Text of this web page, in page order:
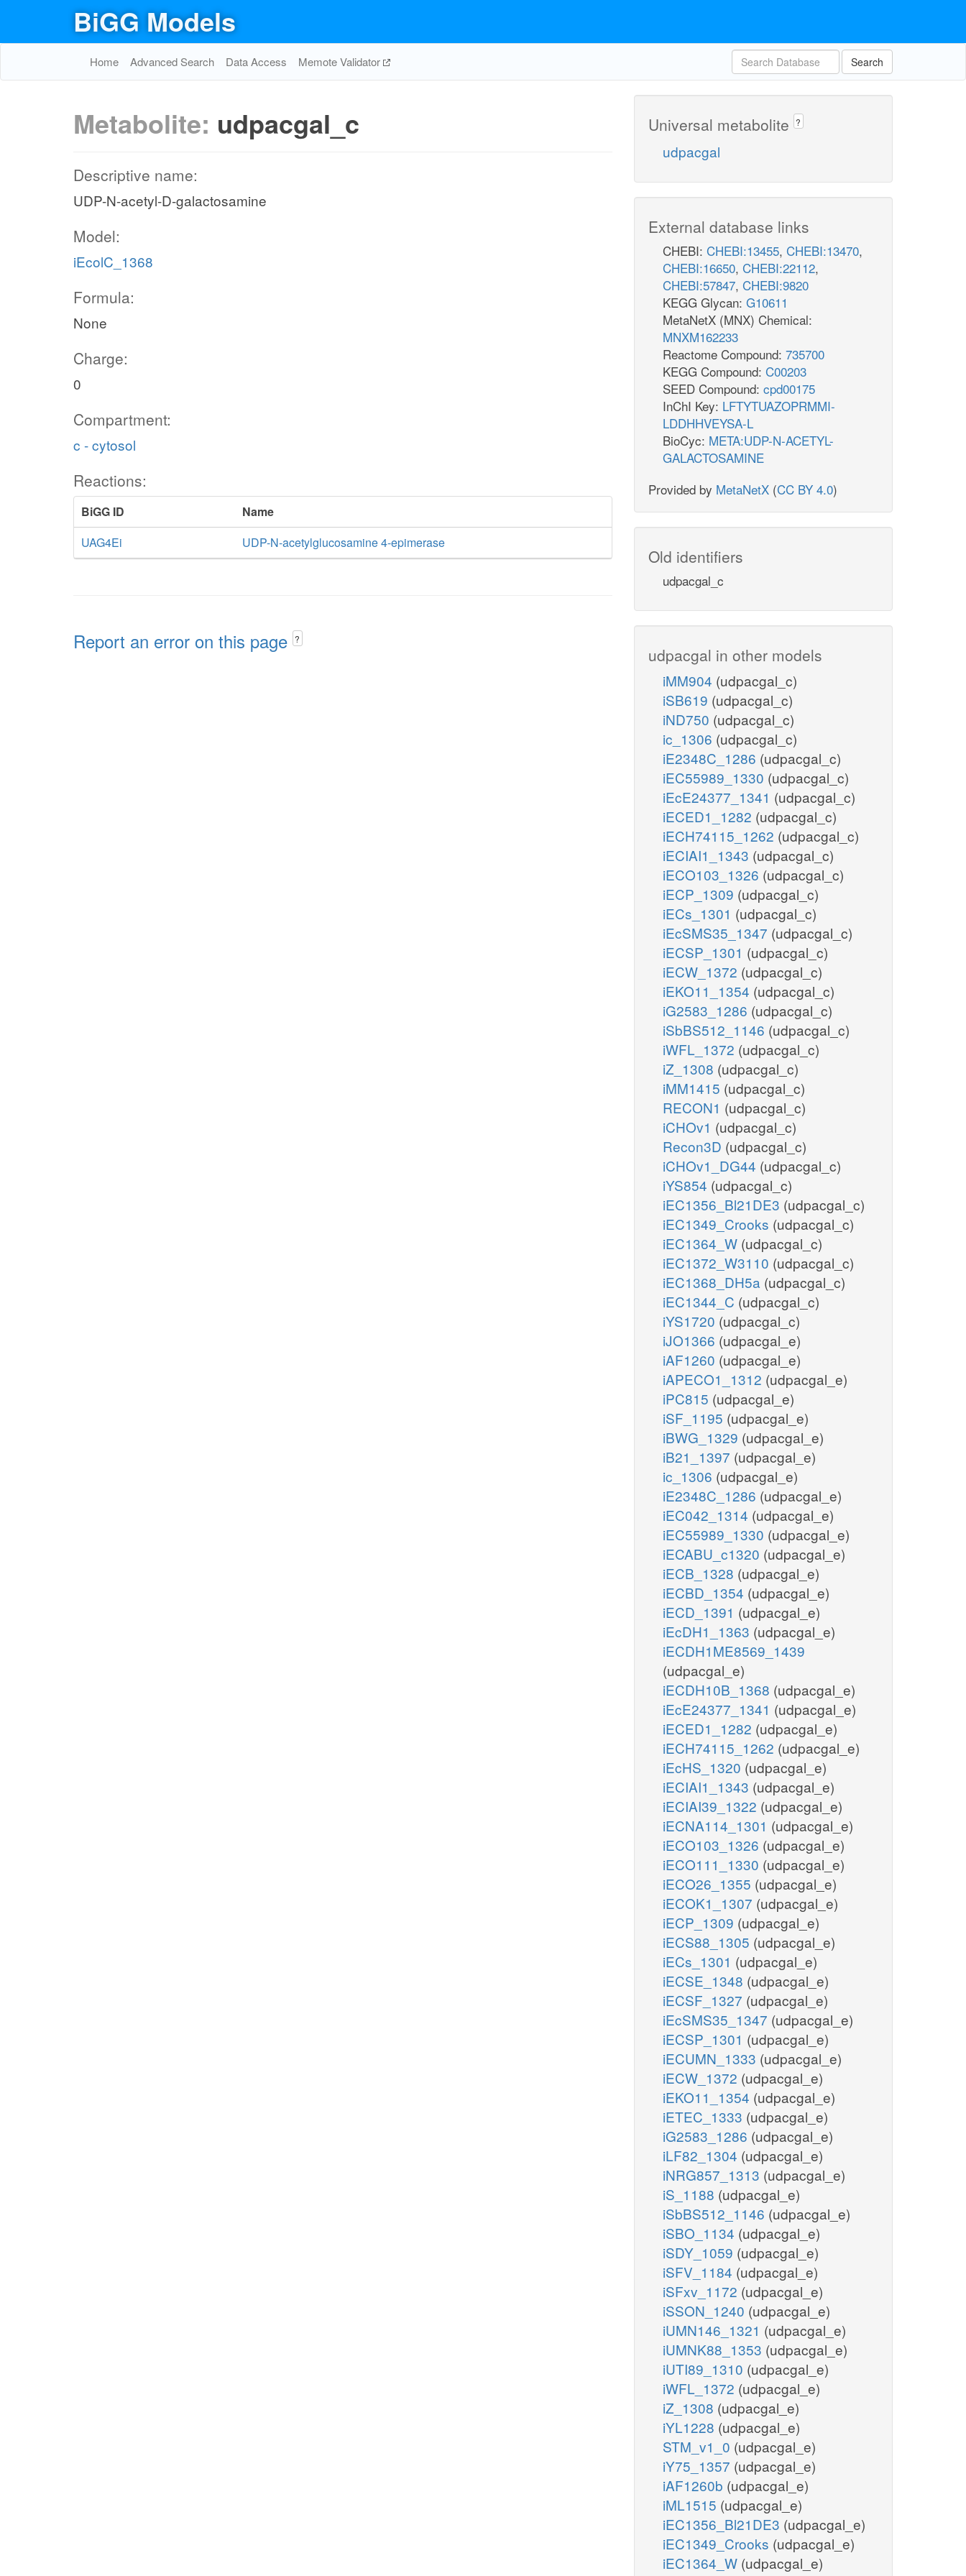
BiGG Models
Home Advanced Search Data Access Memote Validator Search
Metabolite: udpacgal_c
Descriptive name:
UDP-N-acetyl-D-galactosamine
Model:
iEcolC_1368
Formula:
None
Charge:
0
Compartment:
c - cytosol
Reactions:
BiGG ID
Name
UAG4Ei
UDP-N-acetylglucosamine 4-epimerase
Report an error on this page ?
Universal metabolite ?
udpacgal
External database links
CHEBI: CHEBI:13455, CHEBI:13470,
CHEBI:16650, CHEBI:22112,
CHEBI:57847, CHEBI:9820
KEGG Glycan: G10611
MetaNetX (MNX) Chemical:
MNXM162233
Reactome Compound: 735700
KEGG Compound: C00203
SEED Compound: cpd00175
InChI Key: LFTYTUAZOPRMMI-
LDDHHVEYSA-L
BioCyc: META:UDP-N-ACETYL-
GALACTOSAMINE
Provided by MetaNetX (CC BY 4.0)
Old identifiers
udpacgal_c
udpacgal in other models
iMM904 (udpacgal_c)
iSB619 (udpacgal_c)
iND750 (udpacgal_c)
ic_1306 (udpacgal_c)
iE2348C_1286 (udpacgal_c)
iEC55989_1330 (udpacgal_c)
iEcE24377_1341 (udpacgal_c)
iECED1_1282 (udpacgal_c)
iECH74115_1262 (udpacgal_c)
iECIAI1_1343 (udpacgal_c)
iECO103_1326 (udpacgal_c)
iECP_1309 (udpacgal_c)
iECs_1301 (udpacgal_c)
iEcSMS35_1347 (udpacgal_c)
iECSP_1301 (udpacgal_c)
iECW_1372 (udpacgal_c)
iEKO11_1354 (udpacgal_c)
iG2583_1286 (udpacgal_c)
iSbBS512_1146 (udpacgal_c)
iWFL_1372 (udpacgal_c)
iZ_1308 (udpacgal_c)
iMM1415 (udpacgal_c)
RECON1 (udpacgal_c)
iCHOv1 (udpacgal_c)
Recon3D (udpacgal_c)
iCHOv1_DG44 (udpacgal_c)
iYS854 (udpacgal_c)
iEC1356_Bl21DE3 (udpacgal_c)
iEC1349_Crooks (udpacgal_c)
iEC1364_W (udpacgal_c)
iEC1372_W3110 (udpacgal_c)
iEC1368_DH5a (udpacgal_c)
iEC1344_C (udpacgal_c)
iYS1720 (udpacgal_c)
iJO1366 (udpacgal_e)
iAF1260 (udpacgal_e)
iAPECO1_1312 (udpacgal_e)
iPC815 (udpacgal_e)
iSF_1195 (udpacgal_e)
iBWG_1329 (udpacgal_e)
iB21_1397 (udpacgal_e)
ic_1306 (udpacgal_e)
iE2348C_1286 (udpacgal_e)
iEC042_1314 (udpacgal_e)
iEC55989_1330 (udpacgal_e)
iECABU_c1320 (udpacgal_e)
iECB_1328 (udpacgal_e)
iECBD_1354 (udpacgal_e)
iECD_1391 (udpacgal_e)
iEcDH1_1363 (udpacgal_e)
iECDH1ME8569_1439
(udpacgal_e)
iECDH10B_1368 (udpacgal_e)
iEcE24377_1341 (udpacgal_e)
iECED1_1282 (udpacgal_e)
iECH74115_1262 (udpacgal_e)
iEcHS_1320 (udpacgal_e)
iECIAI1_1343 (udpacgal_e)
iECIAI39_1322 (udpacgal_e)
iECNA114_1301 (udpacgal_e)
iECO103_1326 (udpacgal_e)
iECO111_1330 (udpacgal_e)
iECO26_1355 (udpacgal_e)
iECOK1_1307 (udpacgal_e)
iECP_1309 (udpacgal_e)
iECS88_1305 (udpacgal_e)
iECs_1301 (udpacgal_e)
iECSE_1348 (udpacgal_e)
iECSF_1327 (udpacgal_e)
iEcSMS35_1347 (udpacgal_e)
iECSP_1301 (udpacgal_e)
iECUMN_1333 (udpacgal_e)
iECW_1372 (udpacgal_e)
iEKO11_1354 (udpacgal_e)
iETEC_1333 (udpacgal_e)
iG2583_1286 (udpacgal_e)
iLF82_1304 (udpacgal_e)
iNRG857_1313 (udpacgal_e)
iS_1188 (udpacgal_e)
iSbBS512_1146 (udpacgal_e)
iSBO_1134 (udpacgal_e)
iSDY_1059 (udpacgal_e)
iSFV_1184 (udpacgal_e)
iSFxv_1172 (udpacgal_e)
iSSON_1240 (udpacgal_e)
iUMN146_1321 (udpacgal_e)
iUMNK88_1353 (udpacgal_e)
iUTI89_1310 (udpacgal_e)
iWFL_1372 (udpacgal_e)
iZ_1308 (udpacgal_e)
iYL1228 (udpacgal_e)
STM_v1_0 (udpacgal_e)
iY75_1357 (udpacgal_e)
iAF1260b (udpacgal_e)
iML1515 (udpacgal_e)
iEC1356_Bl21DE3 (udpacgal_e)
iEC1349_Crooks (udpacgal_e)
iEC1364_W (udpacgal_e)